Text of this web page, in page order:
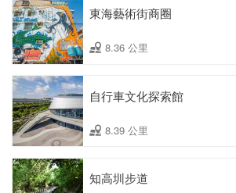
東海藝術街商圈
8.36 公里
自行車文化探索館
8.39 公里
知高圳步道